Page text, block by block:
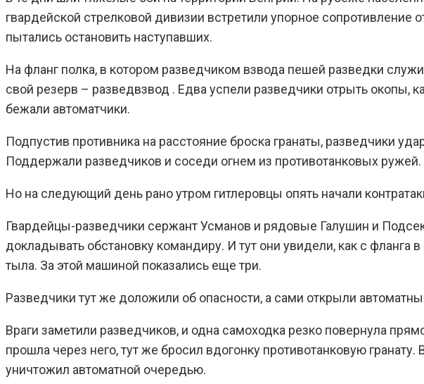
гвардейской стрелковой дивизии встретили упорное
пытались остановить наступавших.
На фланг полка, в котором разведчиком взвода пешей разведки
свой резерв – разведвзвод . Едва успели разведчики отрыть
бежали автоматчики.
Подпустив противника на расстояние броска гранаты, разведчики
Поддержали разведчиков и соседи огнем из противотанковых
Но на следующий день рано утром гитлеровцы опять начали
Гвардейцы-разведчики сержант Усманов и рядовые Галушин и
докладывать обстановку командиру. И тут они увидели, как с
тыла. За этой машиной показались еще три.
Разведчики тут же доложили об опасности, а сами открыли
Враги заметили разведчиков, и одна самоходка резко повернула
прошла через него, тут же бросил вдогонку противотанковую
уничтожил автоматной очередью.